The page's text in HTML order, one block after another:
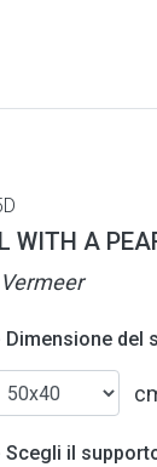
WITH A
Dimensione del
Scegli il